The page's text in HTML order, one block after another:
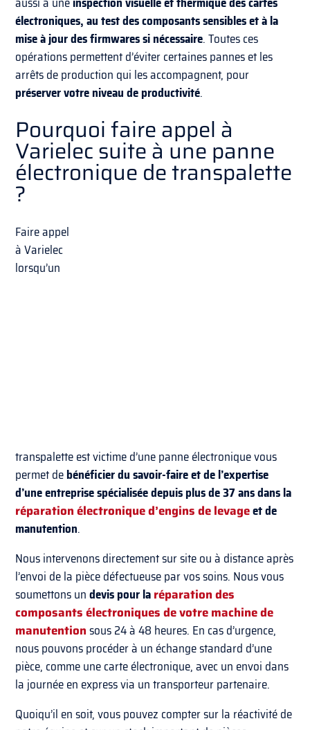
électroniques, au test des composants sensibles et à la
mise à jour des firmwares si nécessaire. Toutes ces
opérations permettent d’éviter certaines pannes et les
arrêts de production qui les accompagnent, pour
préserver votre niveau de productivité.
Pourquoi faire appel à
Varielec suite à une panne
électronique de transpalette
?
Faire appel
à Varielec
lorsqu’un
transpalette est victime d’une panne électronique vous
permet debénéficier du savoir-faire et de l’expertise
d’une entreprise spécialisée depuis plus de 37 ans dans la
réparation électronique d’engins de levageet de
manutention.
Nous intervenons directement sur site ou à distance après
l’envoi de la pièce défectueuse par vos soins. Nous vous
soumettons undevis pour laréparation des
composants électroniques de votre machine de
manutentionsous 24 à 48 heures. En cas d’urgence,
nous pouvons procéder à un échange standard d’une
pièce, comme une carte électronique, avec un envoi dans
la journée en express via un transporteur partenaire.
Quoiqu’il en soit, vous pouvez compter sur la réactivité de